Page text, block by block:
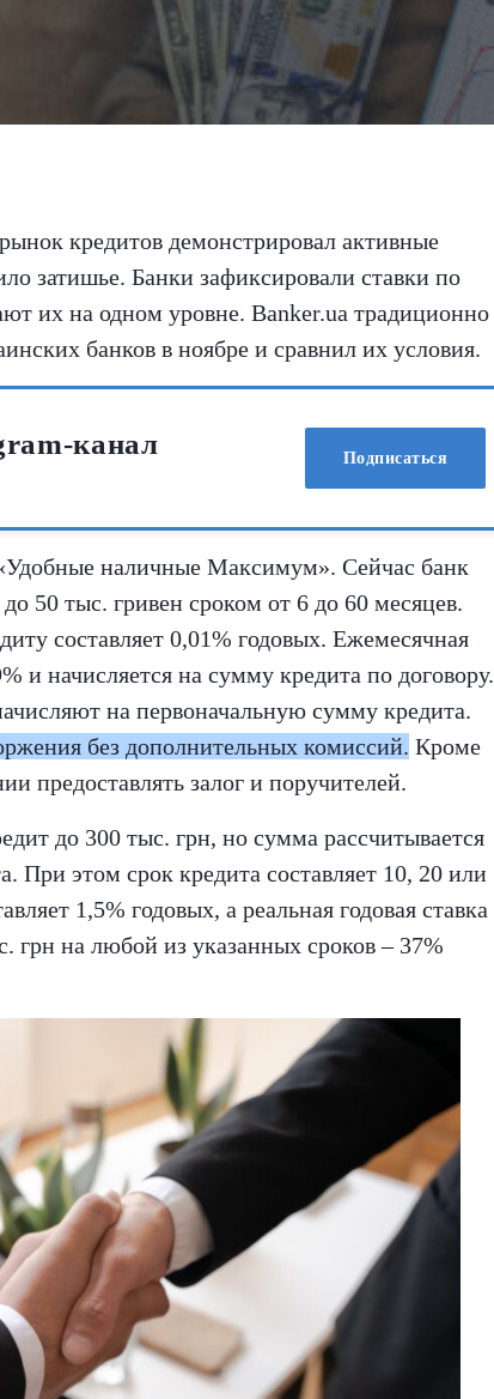
кредитов демонстрировал активные
затишье. Банки зафиксировали ставки по
их на одном уровне. Banker.ua традиционно
банков в ноябре и сравнил их условия.
канал
Подписаться
наличные Максимум». Сейчас банк
50 тыс. гривен сроком от 6 до 60 месяцев.
составляет 0,01% годовых. Ежемесячная
и начисляется на сумму кредита по договору.
на первоначальную сумму кредита.
без дополнительных комиссий. Кроме
предоставлять залог и поручителей.
до 300 тыс. грн, но сумма рассчитывается
При этом срок кредита составляет 10, 20 или
1,5% годовых, а реальная годовая ставка
грн на любой из указанных сроков – 37%